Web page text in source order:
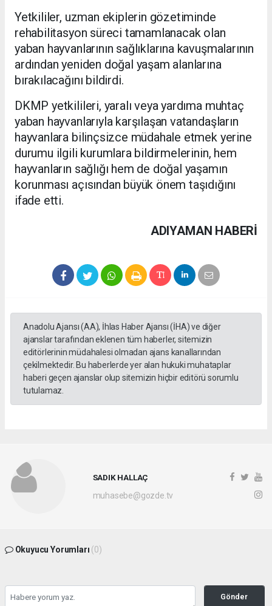
Yetkililer, uzman ekiplerin gözetiminde
rehabilitasyon süreci tamamlanacak olan
yaban hayvanlarının sağlıklarına kavuşmalarının
ardından yeniden doğal yaşam alanlarına
bırakılacağını bildirdi.
DKMP yetkilileri, yaralı veya yardıma muhtaç
yaban hayvanlarıyla karşılaşan vatandaşların
hayvanlara bilinçsizce müdahale etmek yerine
durumu ilgili kurumlara bildirmelerinin, hem
hayvanların sağlığı hem de doğal yaşamın
korunması açısından büyük önem taşıdığını
ifade etti.
ADIYAMAN HABERİ
Anadolu Ajansı (AA), İhlas Haber Ajansı (İHA) ve diğer
ajanslar tarafından eklenen tüm haberler, sitemizin
editörlerinin müdahalesi olmadan ajans kanallarından
çekilmektedir. Bu haberlerde yer alan hukuki muhataplar
haberi geçen ajanslar olup sitemizin hiçbir editörü sorumlu
tutulamaz.
SADIK HALLAÇ
muhasebe@gozde.tv
Okuyucu Yorumları (0)
Gönder